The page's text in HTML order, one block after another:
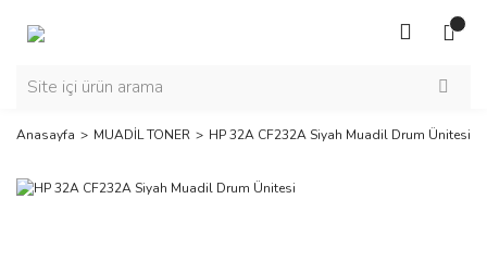
Anasayfa MUADİL TONER HP 32A CF232A Siyah Muadil Drum Ünitesi